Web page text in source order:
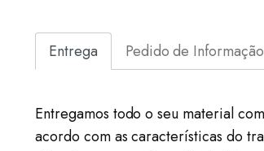
Entrega Pedido de Informação
Entregamos todo o seu material
acordo com as características do